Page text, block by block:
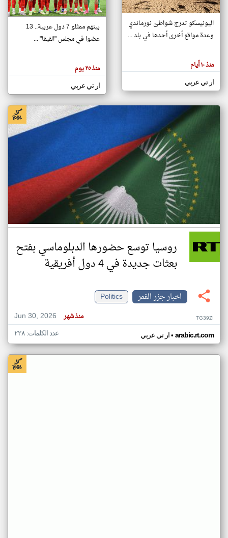
تغيير الدولة
اخبار جزر القمر على مدار الساعة
أهم اخبار جزر القمر العاجلة والمباشرة
هنا عن
وجهة
كاتبيها.
اليونيسكو تدرج شواطئ نورماندي
وعدة مواقع أخرى أحدها في بلد ...
منذ ١٠ أيام
ار تي عربي
بينهم ممثلو 7 دول عربية.. 13
عضوا في مجلس "الفيفا" ...
منذ ٢٥ يوم
ار تي عربي
روسيا توسع حضورها الدبلوماسي بفتح
بعثات جديدة في 4 دول أفريقية
اخبار جزر القمر
Politics
Jun 30, 2026
منذ شهر TG39ZI
ار تي عربي• arabic.rt.com عدد الكلمات: ٢٢٨
klyoum.com